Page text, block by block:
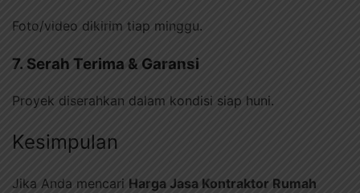
Foto/video dikirim tiap minggu.
7. Serah Terima & Garansi
Proyek diserahkan dalam kondisi siap huni.
Kesimpulan
Jika Anda mencari Harga Jasa Kontraktor Rumah